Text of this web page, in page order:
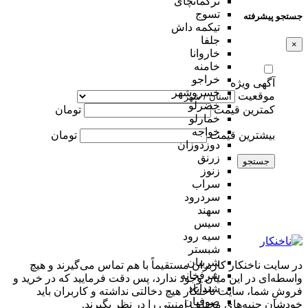
تسوج
تیکمه داش
جلفا
خاروانا
خامنه
خراجو
خسروشهر
خضرلو
خمارلو
خواجه
دوزدوزان
زرنق
زنوز
سراب
سردرود
سهند
سیس
سیه رود
شبستر
شربیان
شرفخانه
شندآباد
صوفیان
جستجو پیشرفته
×
آگهی ویژه
موقعیت
کمترین قیمت
تومان
بیشترین قیمت تومان
جستجو
در سایت ناخنکار کاربران مستقیماً با هم تماس می‌گیرند و هیچ
واسطه‌ای در این میان وجود ندارد، پس دقت فرمایید که در خرید و
فروشِ شما، سایت ناخنکار هیچ دخالتی نداشته و کاربران باید
خودشان جنبه‌های مختلف امنیتی را در نظر بگیرند.